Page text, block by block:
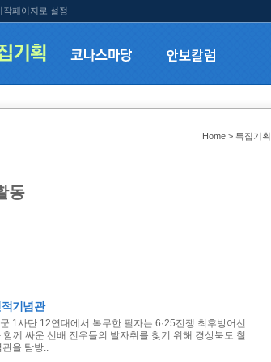
작페이지로 설정
Home > 특집기획
동
기념관
1사단 12연대에서 복무한 필자는 6·25전쟁 최후방어선
께 싸운 선배 전우들의 발자취를 찾기 위해 경상북도 칠
을 탐방..